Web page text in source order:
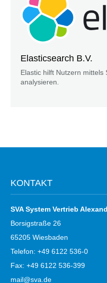
Elasticsearch B.V.
Elastic hilft Nutzern
analysieren.
KONTAKT
SVA System Vertrieb
Borsigstraße 26
65205 Wiesbaden
Telefon: +49 6122 536-0
Fax: +49 6122 536-399
mail@sva.de